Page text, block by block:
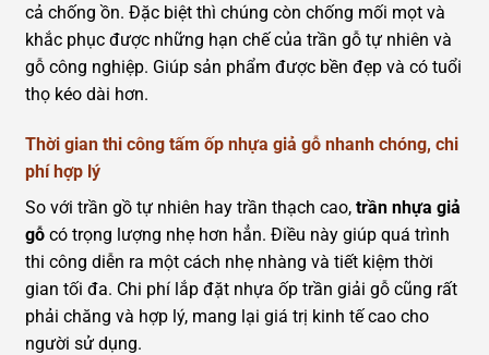
cả chống ồn. Đặc biệt thì chúng còn chống mối mọt và
khắc phục được những hạn chế của trần gỗ tự nhiên và
gỗ công nghiệp. Giúp sản phẩm được bền đẹp và có tuổi
thọ kéo dài hơn.
Thời gian thi công tấm ốp nhựa giả gỗ nhanh chóng, chi
phí hợp lý
So với trần gồ tự nhiên hay trần thạch cao, trần nhựa giả
gỗ có trọng lượng nhẹ hơn hẳn. Điều này giúp quá trình
thi công diễn ra một cách nhẹ nhàng và tiết kiệm thời
gian tối đa. Chi phí lắp đặt nhựa ốp trần giải gỗ cũng rất
phải chăng và hợp lý, mang lại giá trị kinh tế cao cho
người sử dụng.